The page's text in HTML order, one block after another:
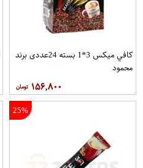
کافي ميکس 3*1 بسته 24عددی برند
محمود
۱۵۶,۸۰۰
25%